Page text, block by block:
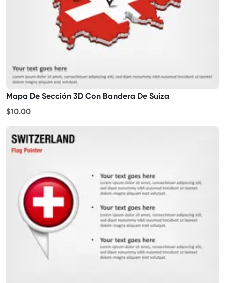
Mapa De Sección 3D Con Bandera De Suiza
$10.00